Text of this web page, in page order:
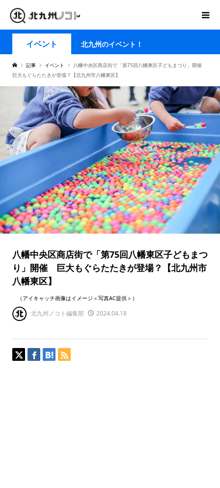
イベント 北九州のイベント！
記事 イベント
八幡中央区商店街で「第75回八幡東区子どもまつり」開催
巨大もぐらたたきが登場？【北九州市八幡東区】
八幡中央区商店街で「第75回八幡東区子どもまつ
り」開催 巨大もぐらたたきが登場？【北九州市
八幡東区】
（アイキャッチ画像はイメージ＜写真AC提供＞）
北九州ノコト編集部 2024.04.18